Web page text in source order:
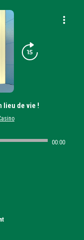
lieu de vie !
00:00